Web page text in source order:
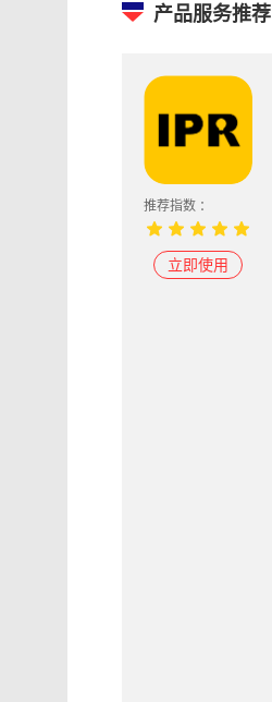
产品服务推荐
推荐指数 ：
立即使用